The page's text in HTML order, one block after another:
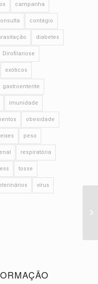
campanha
contágio
diabetes
Dirofilariose
exóticos
gastroenterite
imunidade
obesidade
peso
respiratória
tosse
vírus